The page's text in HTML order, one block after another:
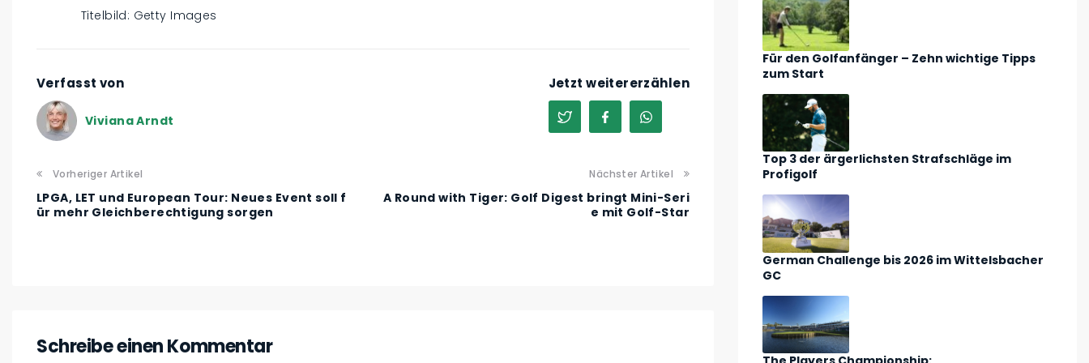
Titelbild: Getty Images
Verfasst von
Viviana Arndt
Jetzt weitererzählen
Vorheriger Artikel
LPGA, LET und European Tour: Neues Event soll f
ür mehr Gleichberechtigung sorgen
Nächster Artikel
A Round with Tiger: Golf Digest bringt Mini-Seri
e mit Golf-Star
Schreibe einen Kommentar
Für den Golfanfänger – Zehn wichtige Tipps
zum Start
Top 3 der ärgerlichsten Strafschläge im
Profigolf
German Challenge bis 2026 im Wittelsbacher
GC